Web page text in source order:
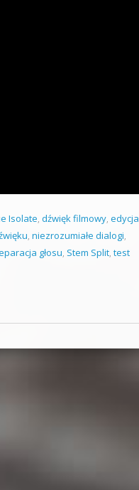
Isolate, dźwięk filmowy, edycja
, niezrozumiałe dialogi,
głosu, Stem Split, test